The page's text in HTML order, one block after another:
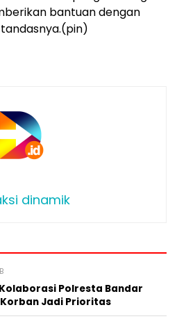
bantuan dengan
dinamik
Polresta Bandar
Jadi Prioritas